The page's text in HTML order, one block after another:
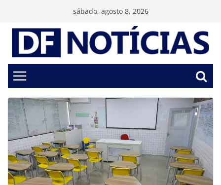
conteúdo
sábado, agosto 8, 2026